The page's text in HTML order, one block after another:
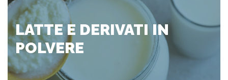
LATTE E DERIVATI IN
POLVERE